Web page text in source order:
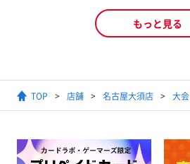
もっと見る
TOP 店舗 名古屋大須店 大会